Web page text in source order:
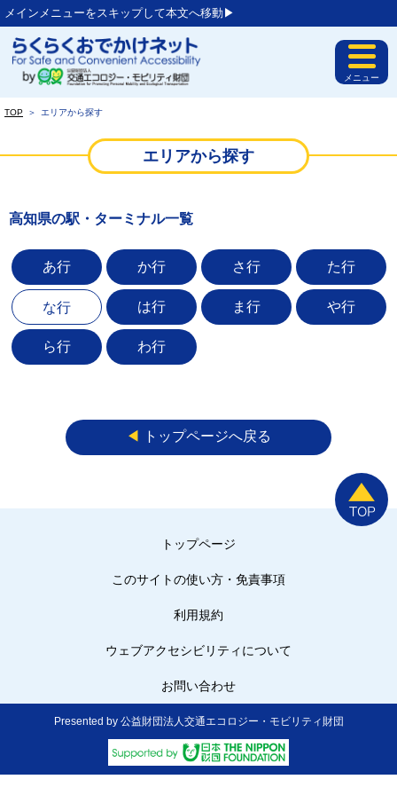
メインメニューをスキップして本文へ移動▶︎
メニュー
TOP ＞ エリアから探す
エリアから探す
高知県の駅・ターミナル一覧
あ行 か行 さ行 た行
な行 は行 ま行 や行
ら行 わ行
◀︎ トップページへ戻る
トップページ
このサイトの使い方・免責事項
利用規約
ウェブアクセシビリティについて
お問い合わせ
Presented by 公益財団法人交通エコロジー・モビリティ財団